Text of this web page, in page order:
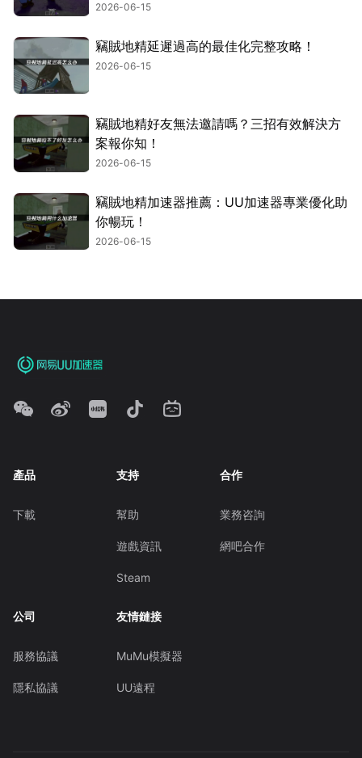
2026-06-15
竊賊地精延遲過高的最佳化完整攻略！
2026-06-15
竊賊地精好友無法邀請嗎？三招有效解決方
案報你知！
2026-06-15
竊賊地精加速器推薦：UU加速器專業優化助
你暢玩！
2026-06-15
產品
下載
支持
幫助
遊戲資訊
Steam
合作
業務咨詢
網吧合作
公司
服務協議
隱私協議
友情鏈接
MuMu模擬器
UU遠程